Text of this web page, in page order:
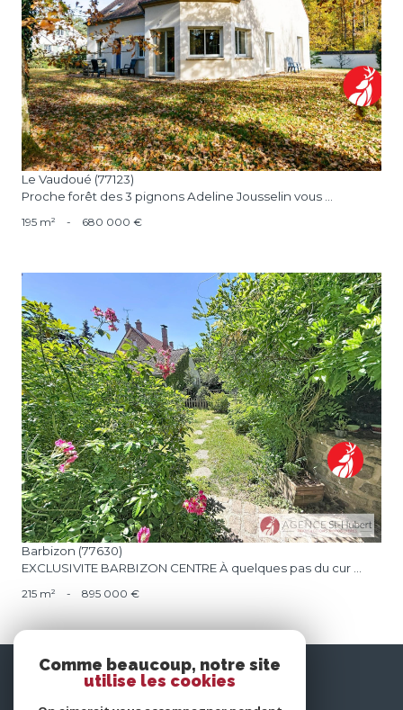
voir le bien
Le Vaudoué (77123)
Proche forêt des 3 pignons Adeline Jousselin vous ...
195 m² - 680 000 €
voir le bien
Barbizon (77630)
EXCLUSIVITE BARBIZON CENTRE À quelques pas du cur ...
215 m² - 895 000 €
nous
suivre
Comme beaucoup, notre site
utilise les cookies